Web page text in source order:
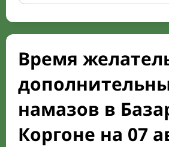
Время
намазов в
Коргоне на 07